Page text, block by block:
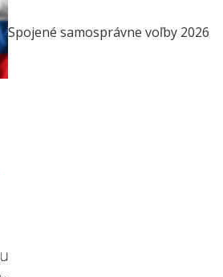
Spojené samosprávne voľby 2026